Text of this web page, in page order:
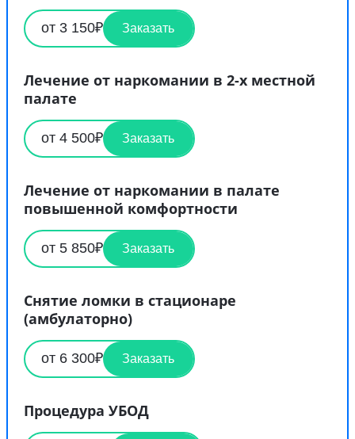
от 3 150₽ Заказать
Лечение от наркомании в 2-х местной
палате
от 4 500₽ Заказать
Лечение от наркомании в палате
повышенной комфортности
от 5 850₽ Заказать
Снятие ломки в стационаре
(амбулаторно)
от 6 300₽ Заказать
Процедура УБОД